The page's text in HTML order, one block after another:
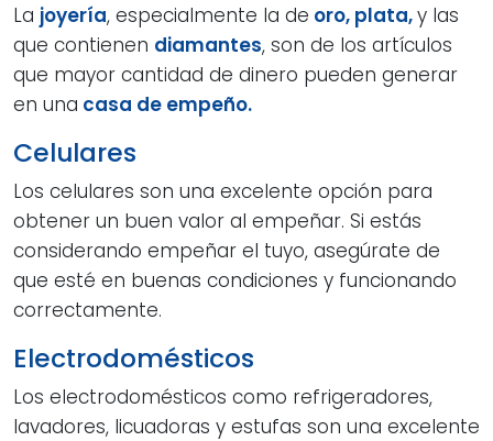
La joyería, especialmente la de oro, plata,y las
que contienen diamantes, son de los artículos
que mayor cantidad de dinero pueden generar
en una casa de empeño.
Celulares
Los celulares son una excelente opción para
obtener un buen valor al empeñar. Si estás
considerando empeñar el tuyo, asegúrate de
que esté en buenas condiciones y funcionando
correctamente.
Electrodomésticos
Los electrodomésticos como refrigeradores,
lavadores, licuadoras y estufas son una excelente